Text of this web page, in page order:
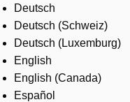
About us
Where to buy
Contact us
Careers
Deutsch
Deutsch (Schweiz)
Deutsch (Luxemburg)
English
English (Canada)
Español